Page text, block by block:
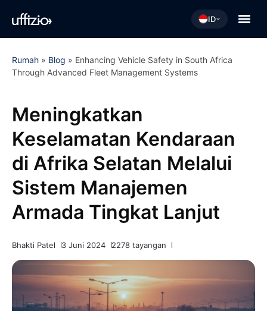
ID
Rumah » Blog » Enhancing Vehicle Safety in South Africa
Through Advanced Fleet Management Systems
Meningkatkan
Keselamatan Kendaraan
di Afrika Selatan Melalui
Sistem Manajemen
Armada Tingkat Lanjut
Bhakti Patel 3 Juni 2024 2278 tayangan